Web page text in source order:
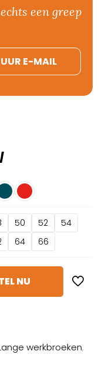
een greep
E-MAIL
50 52
54
64 66
NU
werkbroeken,